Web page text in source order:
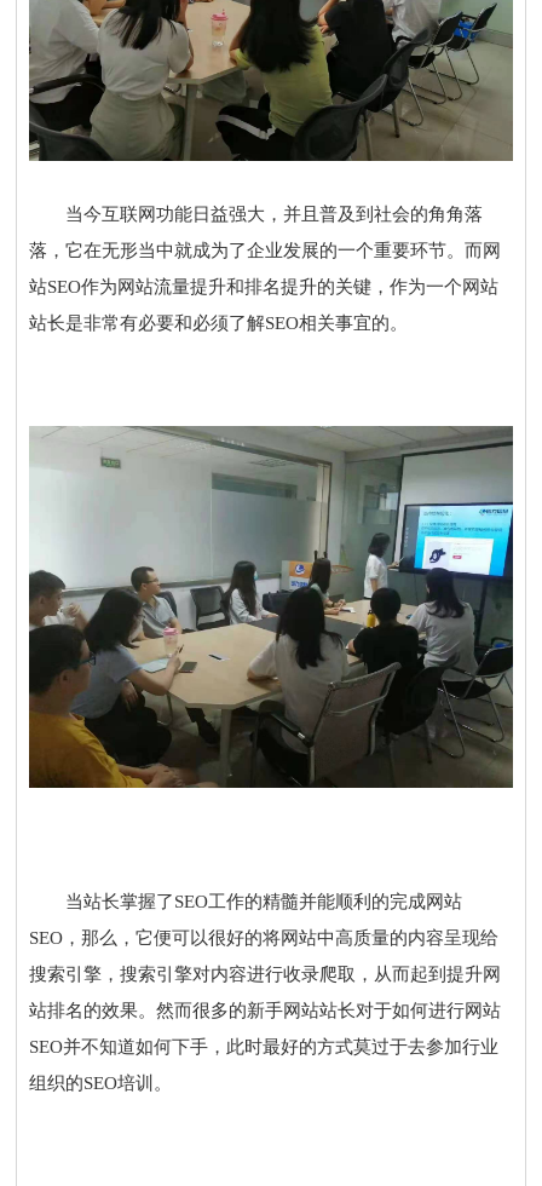
当今互联网功能日益强大，并且普及到社会的角角落
落，它在无形当中就成为了企业发展的一个重要环节。而网
站SEO作为网站流量提升和排名提升的关键，作为一个网站
站长是非常有必要和必须了解SEO相关事宜的。
当站长掌握了SEO工作的精髓并能顺利的完成网站
SEO，那么，它便可以很好的将网站中高质量的内容呈现给
搜索引擎，搜索引擎对内容进行收录爬取，从而起到提升网
站排名的效果。然而很多的新手网站站长对于如何进行网站
SEO并不知道如何下手，此时最好的方式莫过于去参加行业
组织的SEO培训。